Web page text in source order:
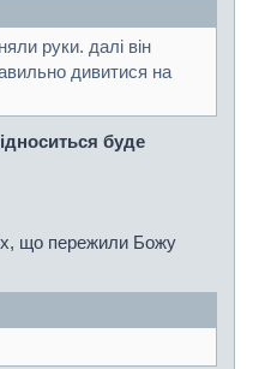
руки. далі він
дивитися на
буде
що пережили Божу